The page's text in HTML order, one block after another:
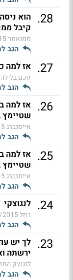
28
. הוא
קיבל
ממואמר
הגב
27
. אז למה
חכם בלילה
הגב
26
. אז למה
שטיימץ
אייסנברג
הגב
25
. אז למה
שטיימץ
אייסנברג
הגב
24
. לנגוצקי
רחל14:12
הגב
23
. לך יש
ירשתה
לנגוצק
הגב